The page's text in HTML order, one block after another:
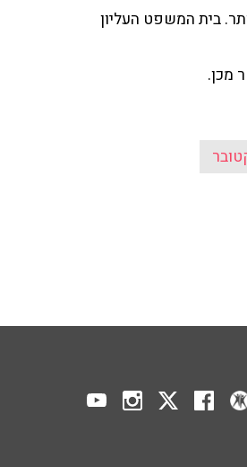
בית המשפט העליון
מכן.